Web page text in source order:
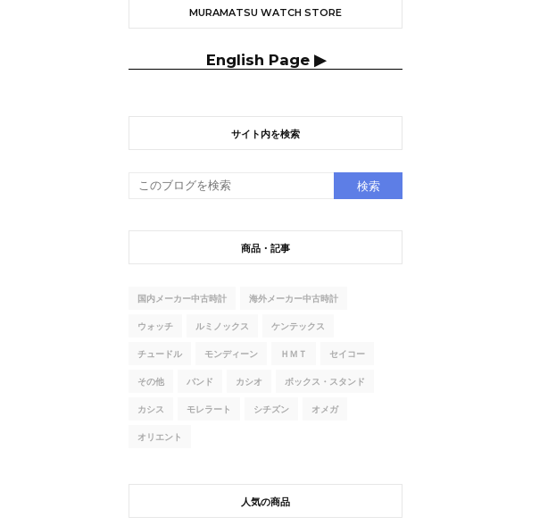
MURAMATSU WATCH STORE
English Page ▶
サイト内を検索
商品・記事
国内メーカー中古時計 海外メーカー中古時計
ウォッチ ルミノックス ケンテックス
チュードル モンディーン ＨＭＴ セイコー
その他 バンド カシオ ボックス・スタンド
カシス モレラート シチズン オメガ
オリエント
人気の商品